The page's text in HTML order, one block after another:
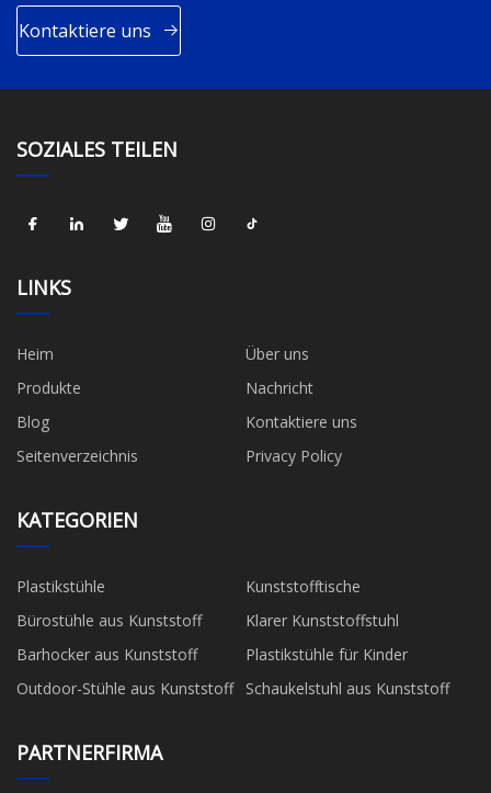
Kontaktiere uns
SOZIALES TEILEN
LINKS
Heim
Über uns
Produkte
Nachricht
Blog
Kontaktiere uns
Seitenverzeichnis
Privacy Policy
KATEGORIEN
Plastikstühle
Kunststofftische
Bürostühle aus Kunststoff
Klarer Kunststoffstuhl
Barhocker aus Kunststoff
Plastikstühle für Kinder
Outdoor-Stühle aus Kunststoff
Schaukelstuhl aus Kunststoff
PARTNERFIRMA